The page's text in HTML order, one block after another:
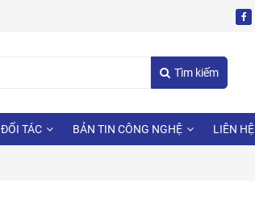
Tìm kiếm
TÁC BẢN TIN CÔNG NGHỆ LIÊN HỆ